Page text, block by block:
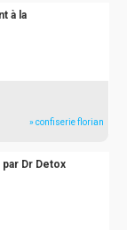
à la
» confiserie florian
Dr Detox